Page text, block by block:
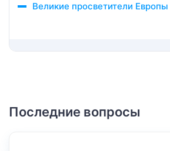
Великие просветители
Последние вопросы